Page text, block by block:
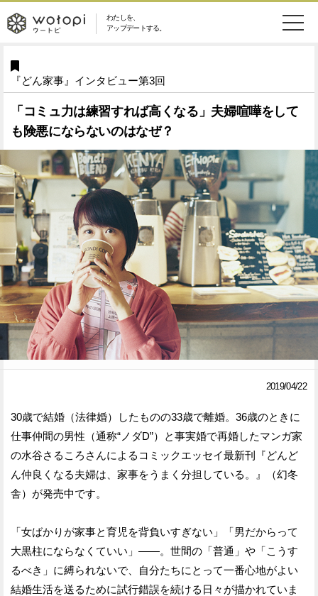
わたしを、
アップデートする。
wotopi
-
ウ
ー
ト
ピ
メ
ー
美容・コスメ 妊娠・出産
健康
ライフスタイル ファッション
ソーシャル SDGs
アイテム
検
索
ウートピとは？
Facebook
ェ
ア
す
る
Twitter
ェ
ア
す
『どん家事』インタビュー第3回
「コミュ力は練習すれば高くなる」夫婦喧嘩をして
も険悪にならないのはなぜ？
2019/04/22
30歳で結婚（法律婚）したものの33歳で離婚。36歳のときに
仕事仲間の男性（通称“ノダD”）と事実婚で再婚したマンガ家
の水谷さるころさんによるコミックエッセイ最新刊『どんど
ん仲良くなる夫婦は、家事をうまく分担している。』（幻冬
舎）が発売中です。
「女ばかりが家事と育児を背負いすぎない」「男だからって
大黒柱にならなくていい」——。世間の「普通」や「こうす
るべき」に縛られないで、自分たちにとって一番心地がよい
結婚生活を送るために試行錯誤を続ける日々が描かれていま